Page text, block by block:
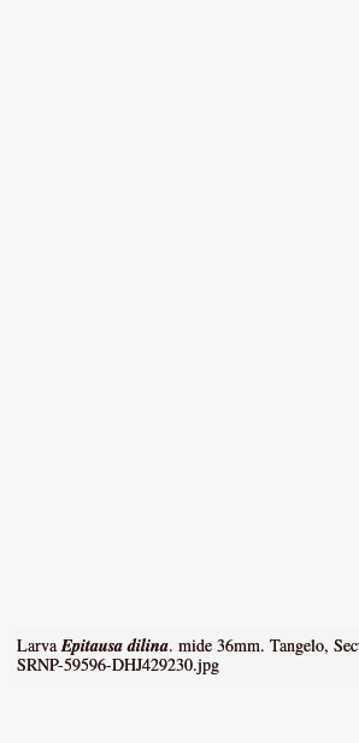
Larva Epitausa dilina. mide 36mm. Tangelo,
SRNP-59596-DHJ429230.jpg